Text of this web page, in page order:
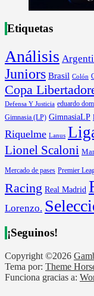
Etiquetas
Análisis
Juniors Brasil Colón
Copa
Defensa Y Justicia eduardo
Gimnasia (LP) GimnasiaLP
Riquelme Lanus
Lionel Scaloni
Mercado de pases Premier
Racing Real Madrid
Lorenzo.
¡Seguinos!
Copyright ©2026
Tema por: Theme
Funciona gracias a: